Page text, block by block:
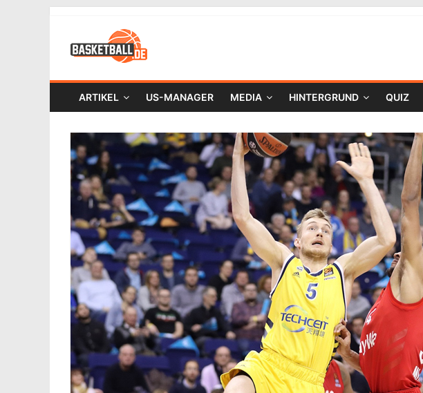
ARTIKEL US-MANAGER MEDIA HINTERGRUND QUIZ